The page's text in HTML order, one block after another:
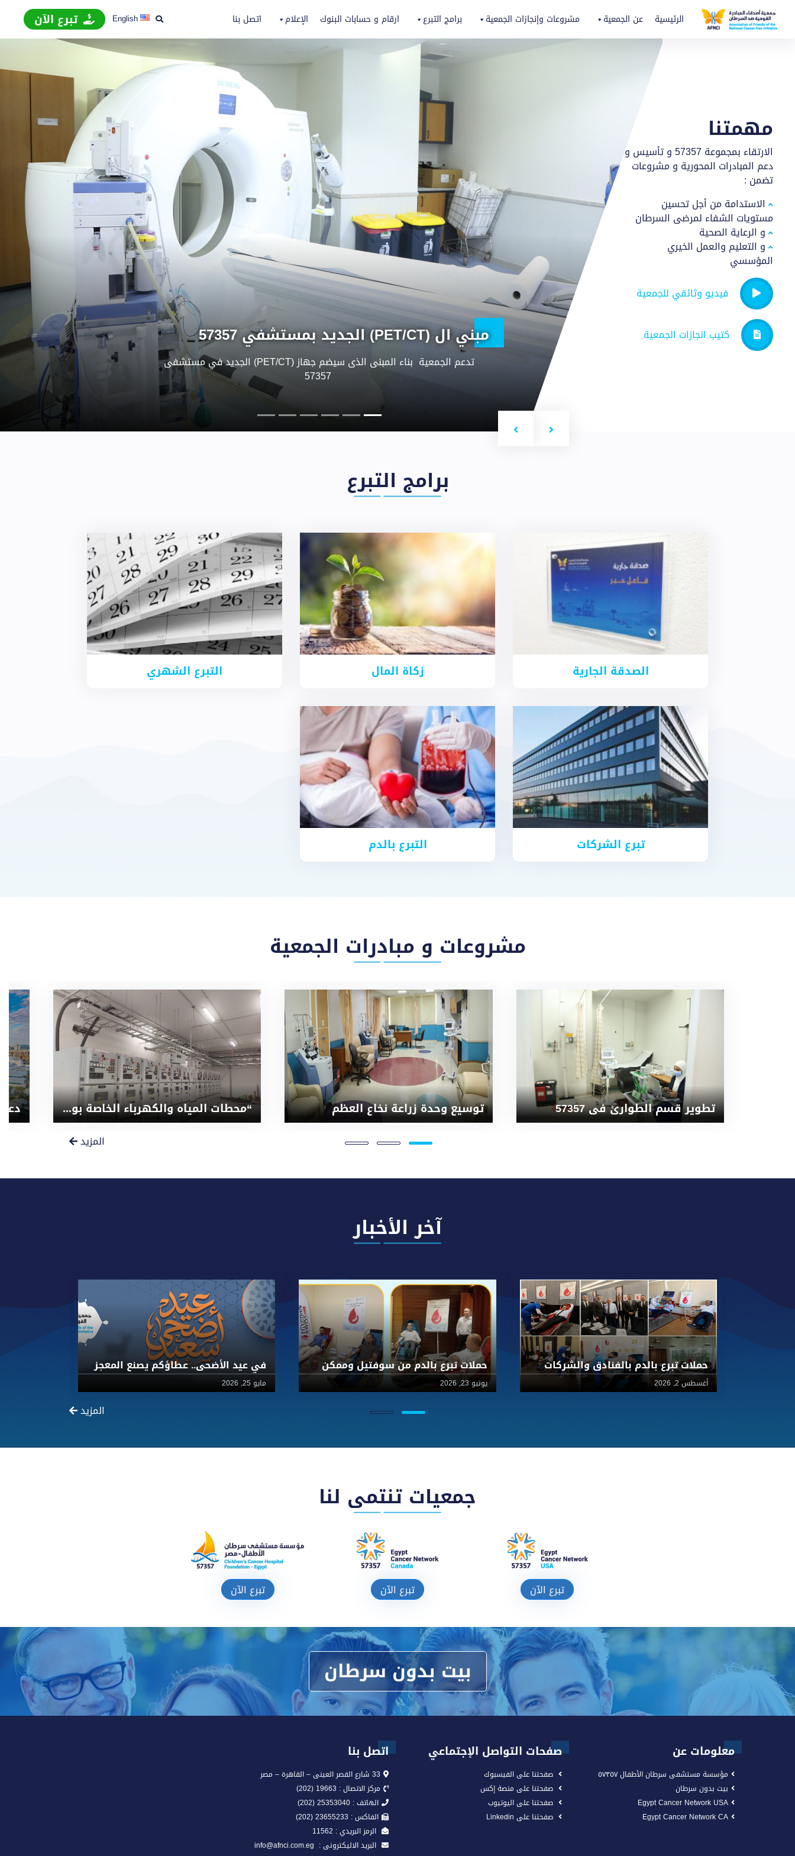
الرئيسية عن الجمعية مشروعات وإنجازات الجمعية برامج التبرع ارقام و حسابات البنوك الإعلام اتصل بنا English تبرع الآن
مهمتنا
الارتقاء بمجموعة 57357 و تأسيس و
دعم المبادرات المحورية و مشروعات
تضمن :
الاستدامة من أجل تحسين
مستويات الشفاء لمرضى السرطان
و الرعاية الصحية
و التعليم والعمل الخيري
المؤسسي
فيديو وثائقي للجمعية
كتيب انجازات الجمعية وحدة زرع النخاع
نعمل على مشروع توسعة وحدة زرع نخاع العظام (BMT) ، والذى ليس إجراءً جراحيًا
مثل زرع النخاع هو بروتوكول علاجي يعتمد على إعطاء جرعات مكثفة من العلاج
الكيميائي بهدف قتل الخلايا السرطانية فى جميع أنحاء الجسم ، و إزالة الخلايا
المنتجة للدم المتبقِية بنخاع العظم ، ثم زراعة خلايا جذعية
برامج التبرع
التبرع الشهري
تبرع الشركات التبرع بالدم
مشروعات و مبادرات الجمعية
تطوير قسم الطوارئ فى 57357 توسيع وحدة زراعة نخاع العظم “محطات المياه والكهرباء الخاصة بوحدة البروتون ثيرابى ” العلاج بالبروتونات”
آخر الأخبار
حملات تبرع بالدم بالفنادق والشركات لأطفال 57357 حملات تبرع بالدم من سوفتيل وممكن والسويسرية لصالح أطفال57357 في عيد الأضحى.. عطاؤكم يصنع المعجزات لأطفال 57357 مع جمعية أصدقاء المبادرة
جمعيات تنتمى لنا
تبرع الآن تبرع الآن تبرع الآن
بيت بدون سرطان
معلومات عن
مؤسسة مستشفى سرطان الأطفال ٥٧٣٥٧
بيت بدون سرطان
Egypt Cancer Network USA
صفحات التواصل الإجتماعي
صفحتنا على الفيسبوك
صفحتنا على منصة إكس
صفحتنا على اليوتيوب
اتصل بنا
33 شارع القصر العينى – القاهرة – مصر
مركز الاتصال : 19663 (202)
الهاتف : 25353040 (202)
الفاكس : 23655233 (202)
الرمز البريدي : 11562